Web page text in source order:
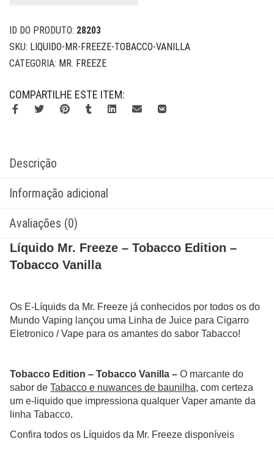
ID DO PRODUTO: 28203
SKU: LIQUIDO-MR-FREEZE-TOBACCO-VANILLA
CATEGORIA: MR. FREEZE
COMPARTILHE ESTE ITEM:
Descrição
Informação adicional
Avaliações (0)
Líquido Mr. Freeze – Tobacco Edition –
Tobacco Vanilla
Os E-Líquids da Mr. Freeze já conhecidos por todos os do
Mundo Vaping lançou uma Linha de Juice para Cigarro
Eletronico / Vape para os amantes do sabor Tabacco!
Tobacco Edition – Tobacco Vanilla – O marcante do
sabor de Tabacco e nuwances de baunilha, com certeza
um e-liquido que impressiona qualquer Vaper amante da
linha Tabacco.
Confira todos os Líquidos da Mr. Freeze disponíveis